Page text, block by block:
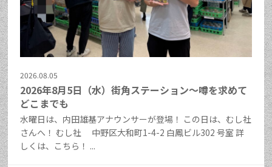
2026.08.05
2026年8月5日（水）街角ステーション～噂を求めて
どこまでも
水曜日は、内田雄基アナウンサーが登場！ この日は、むし社
さんへ！ むし社 中野区大和町1-4-2 白鳳ビル302 号室 詳
しくは、こちら！ ...